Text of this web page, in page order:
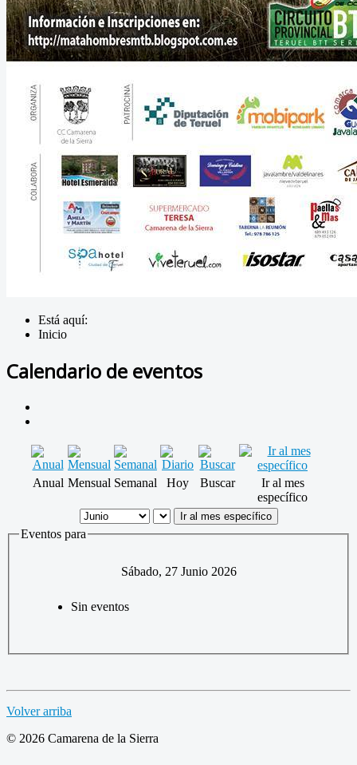
Está aquí:
Inicio
Calendario de eventos
Anual Mensual Semanal Hoy Buscar
Ir al mes
específico
Ir al mes específico
Eventos para
Sábado, 27 Junio 2026
Sin eventos
Volver arriba
© 2026 Camarena de la Sierra